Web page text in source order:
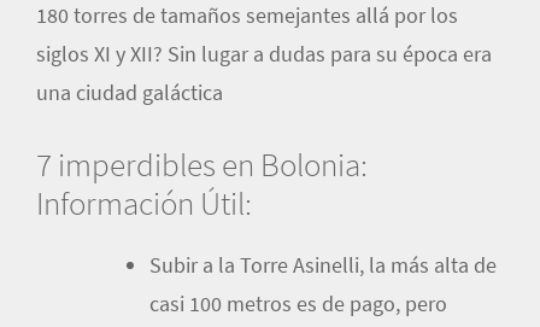
180 torres de tamaños semejantes allá por los
siglos XI y XII? Sin lugar a dudas para su época era
una ciudad galáctica
7 imperdibles en Bolonia:
Información Útil:
Subir a la Torre Asinelli, la más alta de
casi 100 metros es de pago, pero